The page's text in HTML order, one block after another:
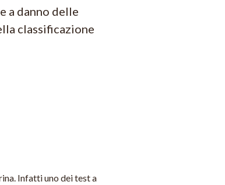
a danno delle
classificazione
Infatti uno dei test a